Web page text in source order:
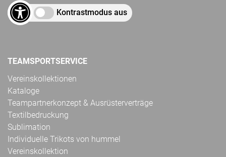
Kontrastmodus aus
TEAMSPORTSERVICE
Vereinskollektionen
Kataloge
Teampartnerkonzept & Ausrüsterverträge
Textilbedruckung
Sublimation
Individuelle Trikots von hummel
Vereinskollektion